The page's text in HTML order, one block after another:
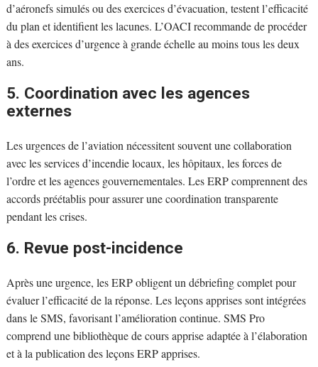
d’aéronefs simulés ou des exercices d’évacuation, testent l’efficacité
du plan et identifient les lacunes. L’OACI recommande de procéder
à des exercices d’urgence à grande échelle au moins tous les deux
ans.
5. Coordination avec les agences
externes
Les urgences de l’aviation nécessitent souvent une collaboration
avec les services d’incendie locaux, les hôpitaux, les forces de
l’ordre et les agences gouvernementales. Les ERP comprennent des
accords préétablis pour assurer une coordination transparente
pendant les crises.
6. Revue post-incidence
Après une urgence, les ERP obligent un débriefing complet pour
évaluer l’efficacité de la réponse. Les leçons apprises sont intégrées
dans le SMS, favorisant l’amélioration continue. SMS Pro
comprend une bibliothèque de cours apprise adaptée à l’élaboration
et à la publication des leçons ERP apprises.